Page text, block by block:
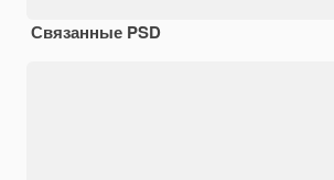
Связанные PSD